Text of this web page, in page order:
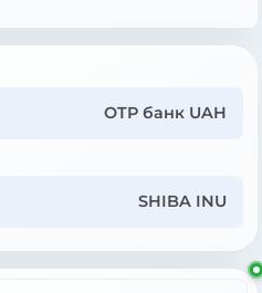
OTP банк UAH
SHIBA INU